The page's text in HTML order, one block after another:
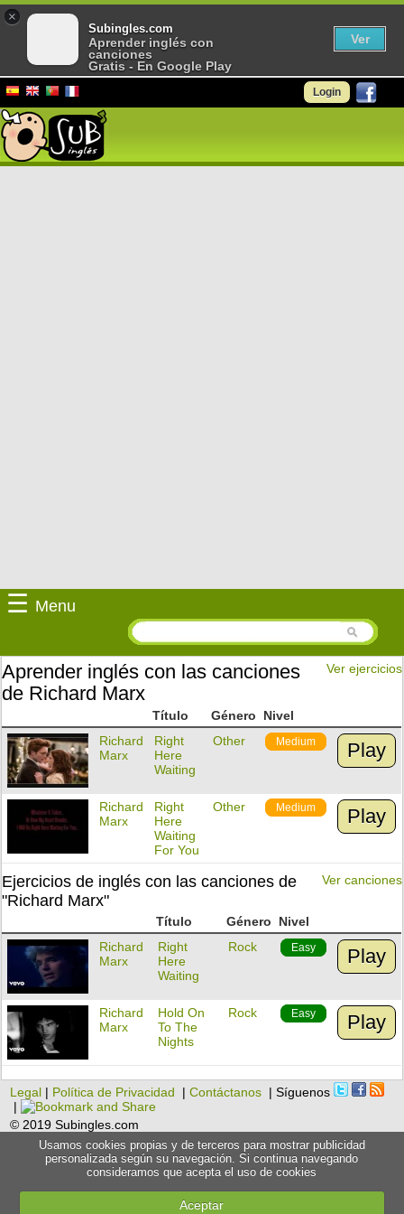
Login
☰ Menu
Ver ejercicios
Aprender inglés con las canciones
de Richard Marx
Título Género
Nivel
Richard
Marx
Right
Here
Waiting
Other Medium Play
Richard
Marx
Right
Here
Waiting
For You
Other Medium Play
Ver canciones
Ejercicios de inglés con las canciones de
"Richard Marx"
Título Género
Nivel
Richard
Marx
Right
Here
Waiting
Rock Easy Play
Richard
Marx
Hold On
To The
Nights
Rock Easy Play
Legal | Política de Privacidad |Contáctanos | Síguenos
|
© 2019 Subingles.com
Usamos cookies propias y de terceros para mostrar publicidad
personalizada según su navegación. Si continua navegando
consideramos que acepta el uso de cookies
Aceptar
×
Subingles.com
Aprender inglés con
canciones
Gratis - En Google Play
Ver